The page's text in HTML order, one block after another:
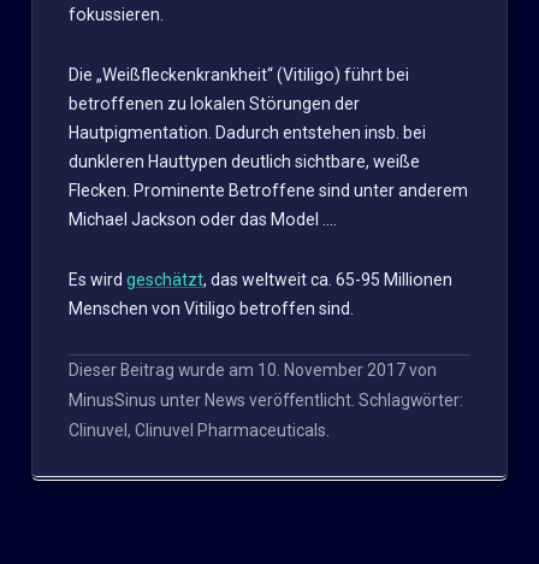
fokussieren.
Die „Weißfleckenkrankheit“ (Vitiligo) führt bei
betroffenen zu lokalen Störungen der
Hautpigmentation. Dadurch entstehen insb. bei
dunkleren Hauttypen deutlich sichtbare, weiße
Flecken. Prominente Betroffene sind unter anderem
Michael Jackson oder das Model ….
Es wird geschätzt, das weltweit ca. 65-95 Millionen
Menschen von Vitiligo betroffen sind.
Dieser Beitrag wurde am 10. November 2017von
MinusSinus unterNews veröffentlicht. Schlagwörter:
Clinuvel, Clinuvel Pharmaceuticals